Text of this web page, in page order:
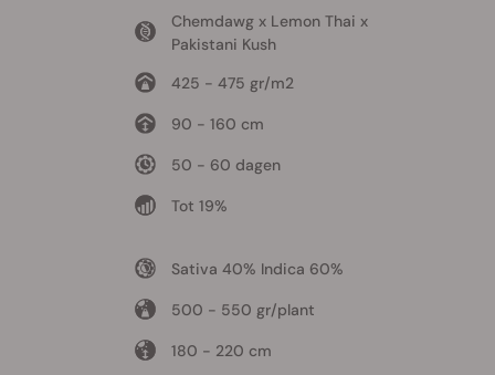
Chemdawg x Lemon Thai x
Pakistani Kush
425 - 475 gr/m2
90 - 160 cm
50 - 60 dagen
Tot 19%
Sativa 40% Indica 60%
500 - 550 gr/plant
180 - 220 cm